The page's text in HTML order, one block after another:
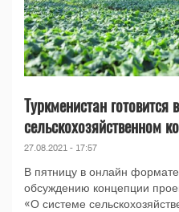
Туркменистан готовится
сельскохозяйственном
27.08.2021 - 17:57
В пятницу в онлайн
обсуждению концепции
«О системе